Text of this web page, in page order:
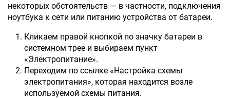
некоторых обстоятельств — в частности, подключения
ноутбука к сети или питанию устройства от батареи.
Кликаем правой кнопкой по значку батареи в
системном трее и выбираем пункт
«Электропитание».
Переходим по ссылке «Настройка схемы
электропитания», которая находится возле
используемой схемы питания.